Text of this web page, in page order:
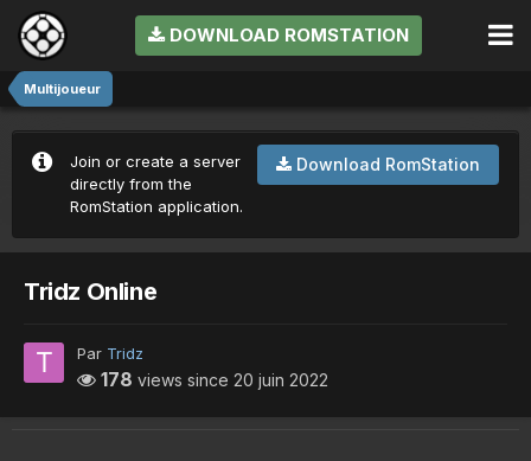
DOWNLOAD ROMSTATION
Multijoueur
Download RomStation
Join or create a server
directly from the
RomStation application.
Tridz Online
Par Tridz
178 views since 20 juin 2022